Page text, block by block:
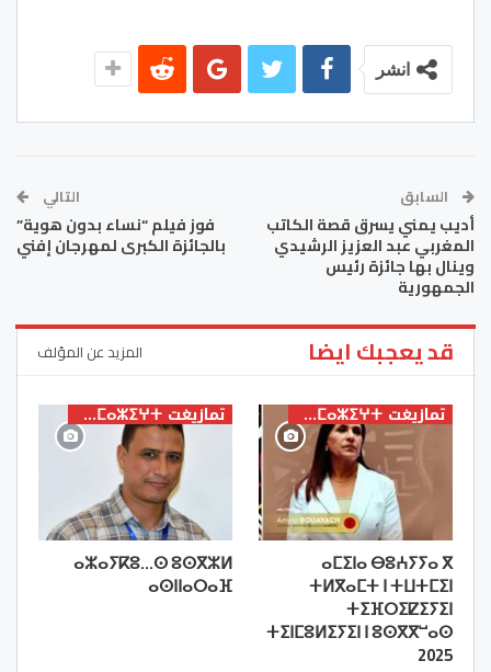
انشر
السابق
أديب يمني يسرق قصة الكاتب
المغربي عبد العزيز الرشيدي
وينال بها جائزة رئيس
الجمهورية
التالي
فوز فيلم “نساء بدون هوية”
بالجائزة الكبرى لمهرجان إفني
قد يعجبك ايضا المزيد عن المؤلف
تمازيغت ⵜⴰⵎⴰⵣⵉⵖⵜ
ⴰⵎⵉⵏⴰ ⴱⵓⵄⵢⵢⴰ ⴳ
ⵜⵍⴳⴰⵎⵜ ⵏ ⵜⵡⵜⵎⵉⵏ
ⵜⵉⴼⵔⵉⵇⵉⵢⵉⵏ
ⵜⵉⵏⵎⵓⵍⵉⵢⵉⵏ ⵏ ⵓⵙⴳⴳⵯⴰⵙ
2025
تمازيغت ⵜⴰⵎⴰⵣⵉⵖⵜ
ⴰⵣⴰⵢⴽⵓ…ⵙ ⵓⵙⴳⵣⵍ
ⴰⵙⵏⵏⴰⵔⴰⴼ